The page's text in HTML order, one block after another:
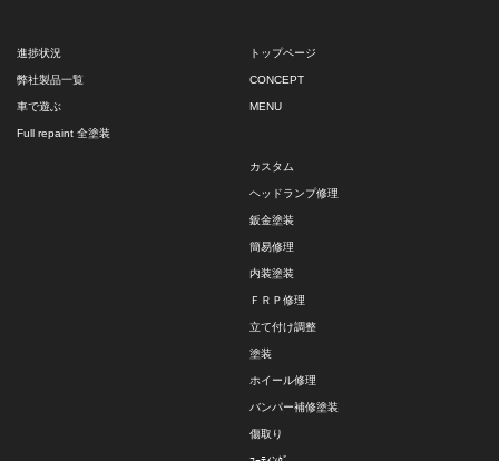
進捗状況
弊社製品一覧
車で遊ぶ
Full repaint 全塗装
トップページ
CONCEPT
MENU
カスタム
ヘッドランプ修理
鈑金塗装
簡易修理
内装塗装
ＦＲＰ修理
立て付け調整
塗装
ホイール修理
バンパー補修塗装
傷取り